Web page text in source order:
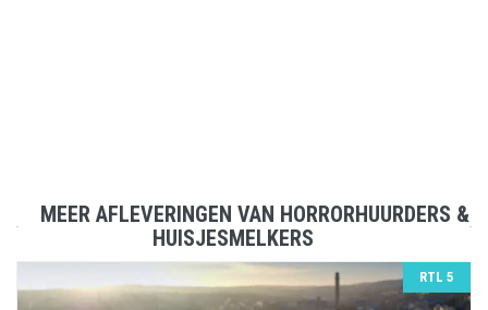
MEER AFLEVERINGEN VAN HORRORHUURDERS &
HUISJESMELKERS
RTL 5